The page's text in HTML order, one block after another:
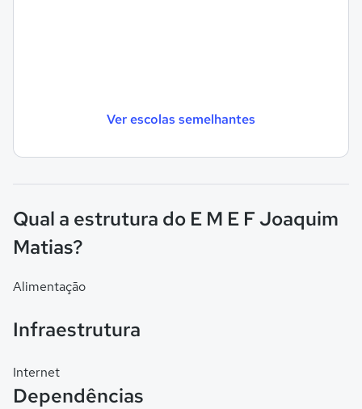
Ver escolas semelhantes
Qual a estrutura do E M E F Joaquim
Matias?
Alimentação
Infraestrutura
Internet
Dependências